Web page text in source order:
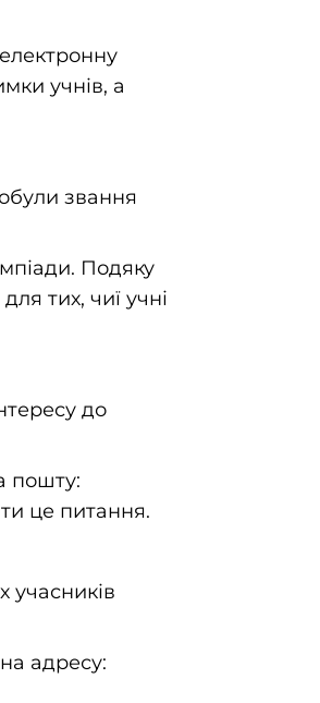
учнів, а
звання
Подяку
тих, чиї учні
до
пошту:
це питання.
учасників
адресу: